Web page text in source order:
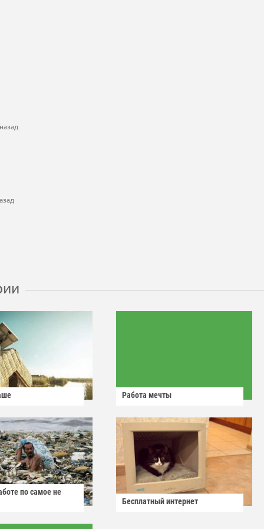
Работа мечты
по самое не
Бесплатный интернет